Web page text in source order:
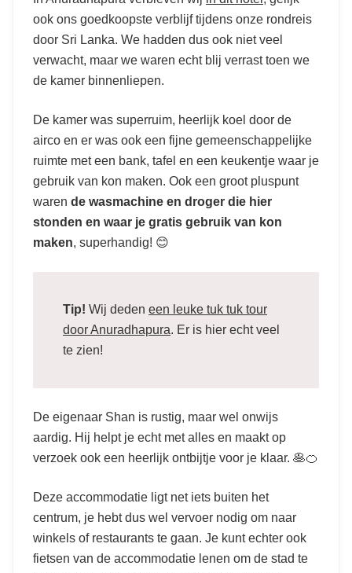
Lanka? Dit zijn de hotels en
accommodaties die wij
boekten
ook ons goedkoopste verblijf tijdens onze rondreis
door Sri Lanka. We hadden dus ook niet veel
verwacht, maar we waren echt blij verrast toen we
de kamer binnenliepen.
De kamer was superruim, heerlijk koel door de
airco en er was ook een fijne gemeenschappelijke
ruimte met een bank, tafel en een keukentje waar je
gebruik van kon maken. Ook een groot pluspunt
waren de wasmachine en droger die hier
stonden en waar je gratis gebruik van kon
maken, superhandig! 😊
Tip! Wij deden een leuke tuk tuk tour
door Anuradhapura. Er is hier echt veel
te zien!
De eigenaar Shan is rustig, maar wel onwijs
aardig. Hij helpt je echt met alles en maakt op
verzoek ook een heerlijk ontbijtje voor je klaar. 🥞🍊
Deze accommodatie ligt net iets buiten het
centrum, je hebt dus wel vervoer nodig om naar
winkels of restaurants te gaan. Je kunt echter ook
fietsen van de accommodatie lenen om de stad te